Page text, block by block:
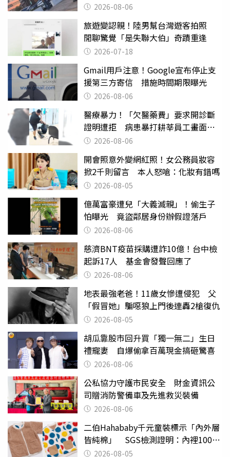
2026-08-06
旅遊變認親！陸男幫台灣遊客拍照
閒聊驚覺「是失聯大伯」奇蹟重逢
2026-07-18
Gmail用戶注意！Google宣布停止支
援第三方寄信 措施時間期限曝光
2026-08-06
醫療暴力！「欠醫藥費」要求開診斷
證明遭拒 病患暴打耕莘員工畫面曝
光 2026-08-06
開會照意外變網紅照！女公務員妝容
掀2千則留言 本人怒嗆：化妝有錯嗎
2026-08-05
億萬富豪遭兒「大義滅親」！偷生子
怕曝光 竟盜鄰居身份辦假證落戶
2026-08-06
慈濟BNT疫苗採購遭詐10億！台中檢
起訴17人 基金會發聲回應了
2026-08-06
地表最強老爸！11歲女慘遭侵犯 父
「假冒她」騙噁狼上門後連轟2槍復仇
2026-08-05
胡瓜靠股市回升買「獨一無二」生日
禮寵妻 自爆偷拿百萬現金搞砸驚喜
2026-08-06
公私協力守護市民安全 財金資訊公
司贈消防警備車及先進救災裝備
2026-08-06
二伯Hahababy千元童裝標示「內外層
皆純棉」 SGS檢測證明：內裡100%
聚酯纖維
2026-08-05